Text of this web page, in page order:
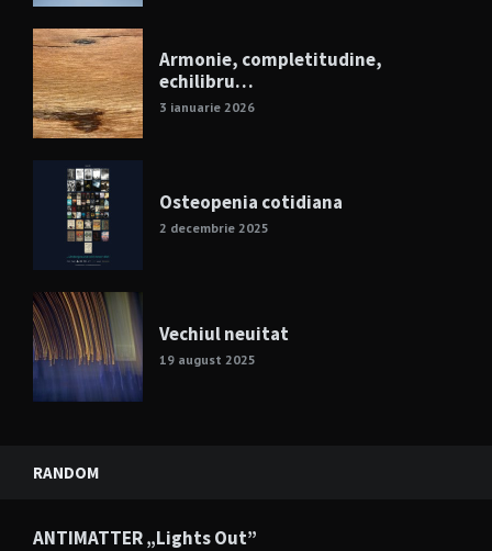
Armonie, completitudine,
echilibru…
3 ianuarie 2026
Osteopenia cotidiana
2 decembrie 2025
Vechiul neuitat
19 august 2025
RANDOM
ANTIMATTER „Lights Out”